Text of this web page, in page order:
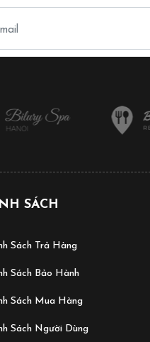
SÁCH
Sách Trả Hàng
Sách Bảo Hành
Sách Mua Hàng
Sách Người Dùng